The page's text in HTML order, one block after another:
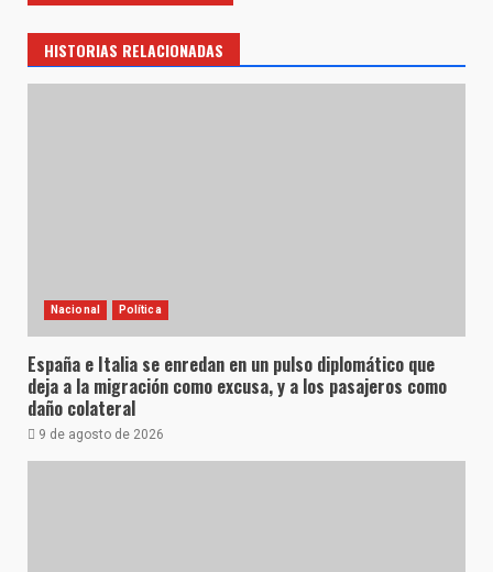
HISTORIAS RELACIONADAS
Nacional Política
España e Italia se enredan en un pulso diplomático que
deja a la migración como excusa, y a los pasajeros como
daño colateral
9 de agosto de 2026